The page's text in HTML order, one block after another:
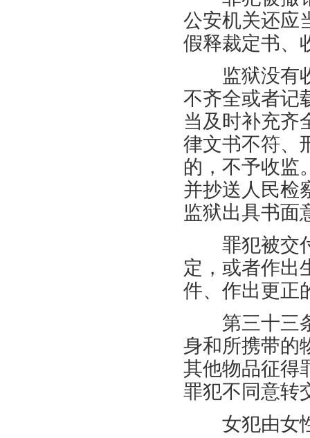
公安机关还应
假释裁定书、
监狱没有收
不齐全或者记
当及时补充齐
律文书不符、
的，不予收监
并抄送人民检
监狱出具书面
罪犯被交付
定，或者作出
件、作出更正
第三十三条
身和所携带的
其他物品征得
罪犯不同意转
女犯由女性